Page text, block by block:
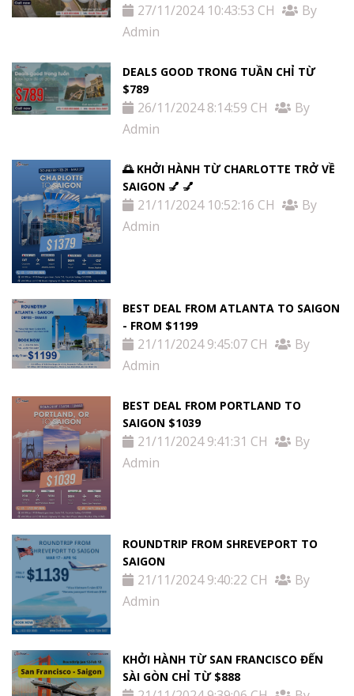
27/11/2024 10:43:53 CH
By
Admin
DEALS GOOD TRONG TUẦN CHỈ TỪ
$789
26/11/2024 8:14:59 CH
By
Admin
🌅 KHỞI HÀNH TỪ CHARLOTTE TRỞ VỀ
SAIGON 💅 💅
21/11/2024 10:52:16 CH
By
Admin
BEST DEAL FROM ATLANTA TO SAIGON
- FROM $1199
21/11/2024 9:45:07 CH
By
Admin
BEST DEAL FROM PORTLAND TO
SAIGON $1039
21/11/2024 9:41:31 CH
By
Admin
ROUNDTRIP FROM SHREVEPORT TO
SAIGON
21/11/2024 9:40:22 CH
By
Admin
KHỞI HÀNH TỪ SAN FRANCISCO ĐẾN
SÀI GÒN CHỈ TỪ $888